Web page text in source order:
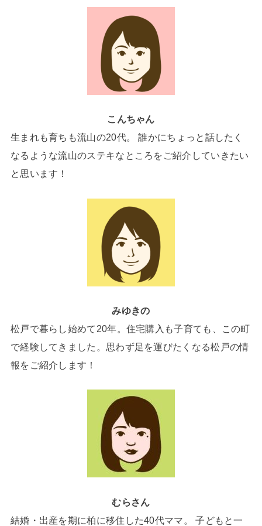
こんちゃん
生まれも育ちも流山の20代。 誰かにちょっと話したく
なるような流山のステキなところをご紹介していきたい
と思います！
みゆきの
松戸で暮らし始めて20年。住宅購入も子育ても、この町
で経験してきました。思わず足を運びたくなる松戸の情
報をご紹介します！
むらさん
結婚・出産を期に柏に移住した40代ママ。 子どもと一